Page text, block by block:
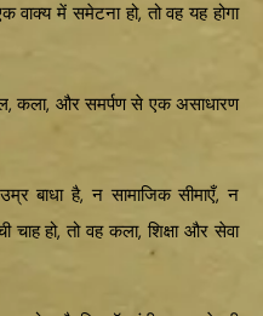
में समेटना हो, तो वह यह होगा
कला, और समर्पण से एक असाधारण
बाधा है, न सामाजिक सीमाएँ, न
हो, तो वह कला, शिक्षा और सेवा